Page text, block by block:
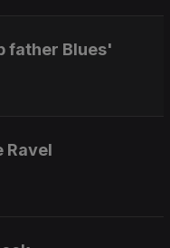
father Blues'
Ravel